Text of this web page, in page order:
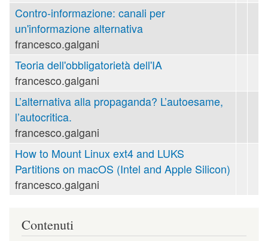
Contro-informazione: canali per
un'informazione alternativa
francesco.galgani
Teoria dell'obbligatorietà dell'IA
francesco.galgani
L’alternativa alla propaganda? L’autoesame,
l’autocritica.
francesco.galgani
How to Mount Linux ext4 and LUKS
Partitions on macOS (Intel and Apple Silicon)
francesco.galgani
Contenuti